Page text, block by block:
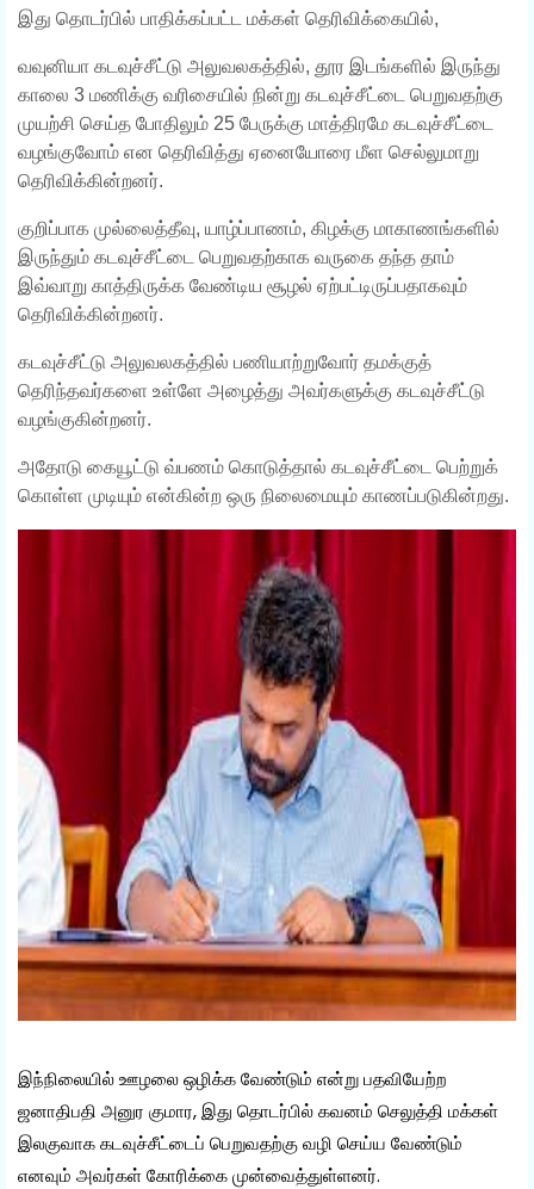
இது தொடர்பில் பாதிக்கப்பட்ட மக்கள் தெரிவிக்கையில்,
வவுனியா கடவுச்சீட்டு அலுவலகத்தில், தூர இடங்களில் இருந்து
காலை 3 மணிக்கு வரிசையில் நின்று கடவுச்சீட்டை பெறுவதற்கு
முயற்சி செய்த போதிலும் 25 பேருக்கு மாத்திரமே கடவுச்சீட்டை
வழங்குவோம் என தெரிவித்து ஏனையோரை மீள செல்லுமாறு
தெரிவிக்கின்றனர்.
குறிப்பாக முல்லைத்தீவு, யாழ்ப்பாணம், கிழக்கு மாகாணங்களில்
இருந்தும் கடவுச்சீட்டை பெறுவதற்காக வருகை தந்த தாம்
இவ்வாறு காத்திருக்க வேண்டிய சூழல் ஏற்பட்டிருப்பதாகவும்
தெரிவிக்கின்றனர்.
கடவுச்சீட்டு அலுவலகத்தில் பணியாற்றுவோர் தமக்குத்
தெரிந்தவர்களை உள்ளே அழைத்து அவர்களுக்கு கடவுச்சீட்டு
வழங்குகின்றனர்.
அதோடு கையூட்டு வ்பணம் கொடுத்தால் கடவுச்சீட்டை பெற்றுக்
கொள்ள முடியும் என்கின்ற ஒரு நிலைமையும் காணப்படுகின்றது.
இந்நிலையில் ஊழலை ஒழிக்க வேண்டும் என்று பதவியேற்ற
ஜனாதிபதி அனுர குமார, இது தொடர்பில் கவனம் செலுத்தி மக்கள்
இலகுவாக கடவுச்சீட்டைப் பெறுவதற்கு வழி செய்ய வேண்டும்
எனவும் அவர்கள் கோரிக்கை முன்வைத்துள்ளனர்.